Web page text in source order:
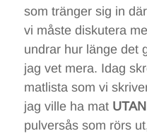
som tränger sig in
vi måste diskutera
undrar hur länge det
jag vet mera. Idag
matlista som vi
jag ville ha mat
pulversås som rörs